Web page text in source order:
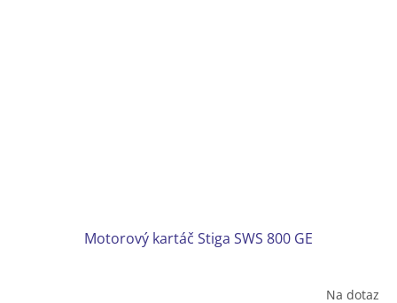
Motorový kartáč Stiga SWS 800 GE
Na dotaz